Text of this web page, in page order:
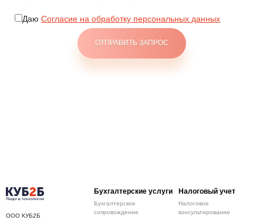
Даю Согласие на обработку персональных данных
ООО КУБ2Б
Бухгалтерские услуги
Бухгалтерское
сопровождение
Налоговый учет
Налоговое
консультирование